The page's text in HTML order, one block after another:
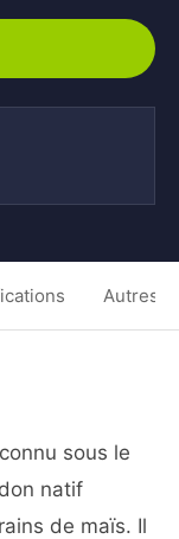
Autres
sous le
natif
de maïs. Il